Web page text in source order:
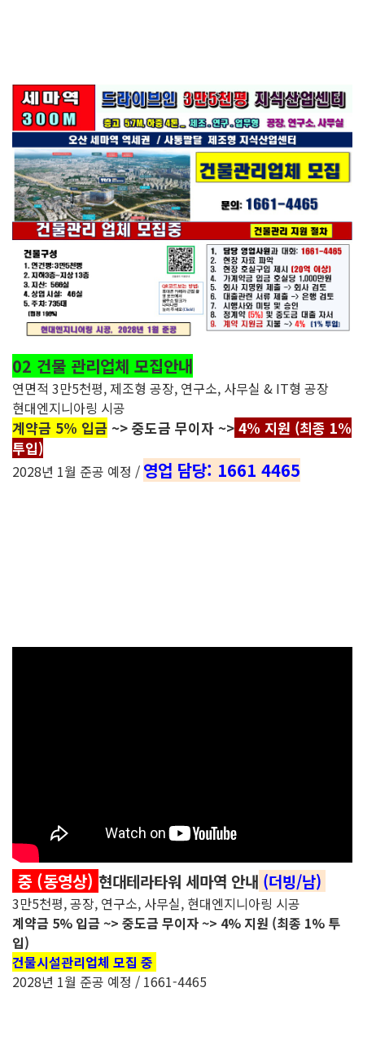
02 건물 관리업체 모집안내
연면적 3만5천평, 제조형 공장, 연구소, 사무실 & IT형 공장
현대엔지니아링 시공
계약금 5% 입금 ~> 중도금 무이자 ~> 4% 지원 (최종 1%
투입)
2028년 1월 준공 예정 / 영업 담당: 1661 4465
중 (동영상) 현대테라타워 세마역 안내 (더빙/남)
3만5천평, 공장, 연구소, 사무실, 현대엔지니아링 시공
계약금 5% 입금 ~> 중도금 무이자 ~> 4% 지원 (최종 1% 투
입)
건물시설관리업체 모집 중
2028년 1월 준공 예정 / 1661-4465